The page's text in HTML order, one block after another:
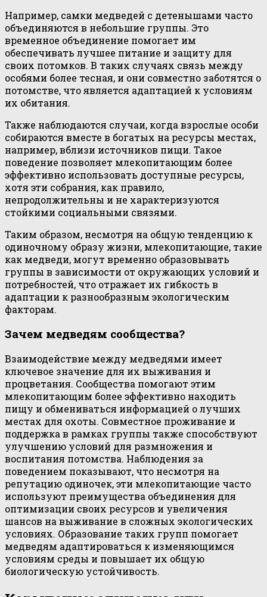
Например, самки медведей с детенышами часто
объединяются в небольшие группы. Это
временное объединение помогает им
обеспечивать лучшее питание и защиту для
своих потомков. В таких случаях связь между
особями более тесная, и они совместно заботятся о
потомстве, что является адаптацией к условиям
их обитания.
Также наблюдаются случаи, когда взрослые особи
собираются вместе в богатых на ресурсы местах,
например, вблизи источников пищи. Такое
поведение позволяет млекопитающим более
эффективно использовать доступные ресурсы,
хотя эти собрания, как правило,
непродолжительны и не характеризуются
стойкими социальными связями.
Таким образом, несмотря на общую тенденцию к
одиночному образу жизни, млекопитающие, такие
как медведи, могут временно образовывать
группы в зависимости от окружающих условий и
потребностей, что отражает их гибкость в
адаптации к разнообразным экологическим
факторам.
Зачем медведям сообщества?
Взаимодействие между медведями имеет
ключевое значение для их выживания и
процветания. Сообщества помогают этим
млекопитающим более эффективно находить
пищу и обмениваться информацией о лучших
местах для охоты. Совместное проживание и
поддержка в рамках группы также способствуют
улучшению условий для размножения и
воспитания потомства. Наблюдения за
поведением показывают, что несмотря на
репутацию одиночек, эти млекопитающие часто
используют преимущества объединения для
оптимизации своих ресурсов и увеличения
шансов на выживание в сложных экологических
условиях. Образование таких групп помогает
медведям адаптироваться к изменяющимся
условиям среды и повышает их общую
биологическую устойчивость.